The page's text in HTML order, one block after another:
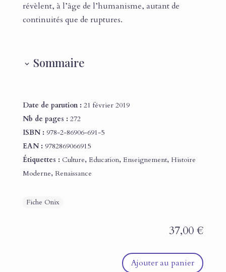
révèlent, à l’âge de l’humanisme, autant de
continuités que de ruptures.
Sommaire
Date de parution : 21 février 2019
Nb de pages : 272
ISBN : 978-2-86906-691-5
EAN : 9782869066915
Étiquettes : Culture, Education, Enseignement, Histoire
Moderne, Renaissance
37,00€
Ajouter au panier